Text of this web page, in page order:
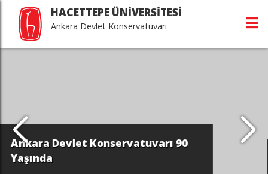
HACETTEPE ÜNİVERSİTESİ
Ankara Devlet Konservatuvarı
90